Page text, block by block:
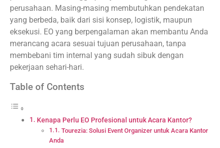
perusahaan. Masing-masing membutuhkan pendekatan
yang berbeda, baik dari sisi konsep, logistik, maupun
eksekusi. EO yang berpengalaman akan membantu Anda
merancang acara sesuai tujuan perusahaan, tanpa
membebani tim internal yang sudah sibuk dengan
pekerjaan sehari-hari.
Table of Contents
Kenapa Perlu EO Profesional untuk Acara Kantor?
Tourezia: Solusi Event Organizer untuk Acara Kantor
Anda